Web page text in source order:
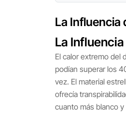
La Influencia
La
El calor extremo del
podían superar los
vez. El material
ofrecía
cuanto más blanco